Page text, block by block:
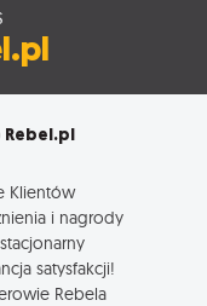
Rebel.pl
Klientów
i nagrody
satysfakcji!
Rebela